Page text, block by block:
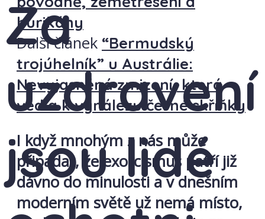
Za
uzdravení
jsou lidé
hurikány
Další článek “Bermudský
trojúhelník” u Austrálie:
Nevyjasněná zmizení, která
vedla k vynálezu černé skříňky
I když mnohým z nás může
připadat, že exorcismus patří již
dávno do minulosti a v dnešním
moderním světě už nemá místo,